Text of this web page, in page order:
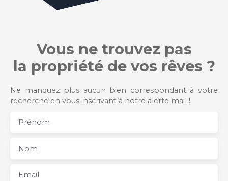
Vous ne trouvez pas
la propriété de vos rêves ?
Ne manquez plus aucun bien correspondant à votre
recherche en vous inscrivant à notre alerte mail !
Prénom
Nom
Email